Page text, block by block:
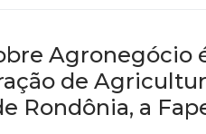
Agronegócio
de
Rondônia, a